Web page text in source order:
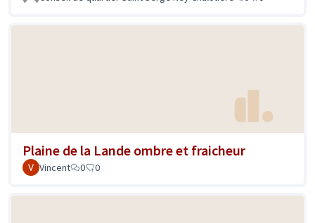
Plaine de la Lande ombre et fraicheur
Vincent 0 0